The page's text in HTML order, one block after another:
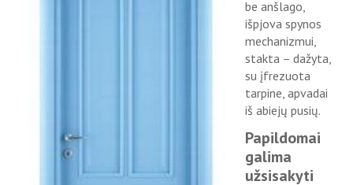
be anšlago,
išpjova spynos
mechanizmui,
stakta – dažyta,
su įfrezuota
tarpine, apvadai
iš abiejų pusių.
Papildomai
galima
užsisakyti